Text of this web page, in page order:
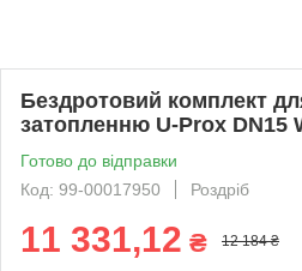
Бездротовий комплект
затопленню U-Prox DN15
Готово до відправки
Код: 99-00017950
Роздріб
11 331,12 ₴ 12 184 ₴